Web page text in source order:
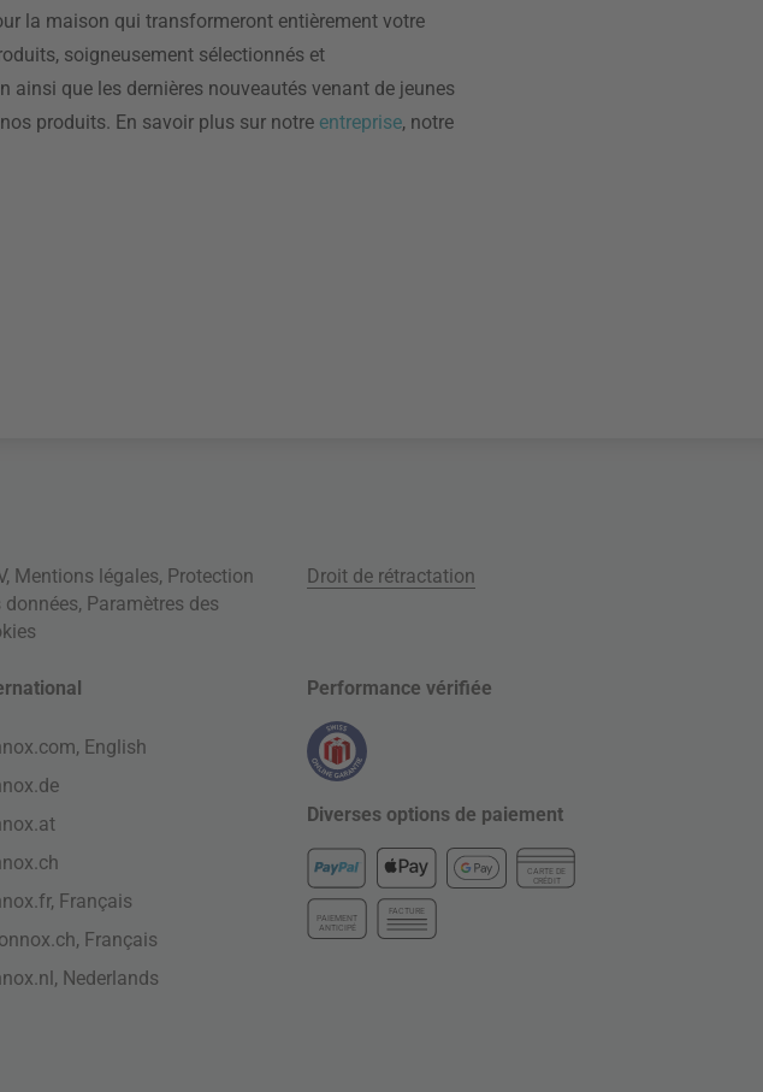
la maison qui transformeront entièrement votre
soigneusement sélectionnés et
que les dernières nouveautés venant de jeunes
produits. En savoir plus sur notre entreprise, notre
, Mentions légales, Protection
données, Paramètres des
Droit de rétractation
English
Français
Français
Nederlands
Performance vérifiée
Diverses options de paiement
CARTE DE
CRÉDIT
PAIEMENT
ANTICIPÉ
FACTURE